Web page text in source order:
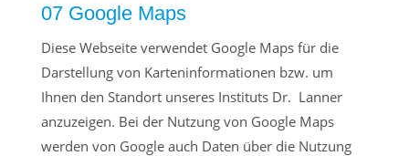
07 Google Maps
Diese Webseite verwendet Google Maps für die
Darstellung von Karteninformationen bzw. um
Ihnen den Standort unseres Instituts Dr. Lanner
anzuzeigen. Bei der Nutzung von Google Maps
werden von Google auch Daten über die Nutzung